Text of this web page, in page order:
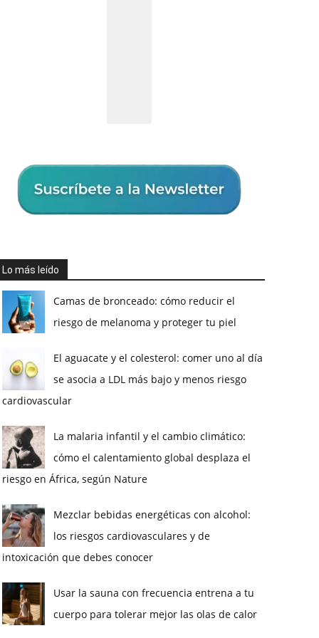
Lo más leído
Camas de bronceado: cómo reducir el
riesgo de melanoma y proteger tu piel
El aguacate y el colesterol: comer uno al día
se asocia a LDL más bajo y menos riesgo
cardiovascular
La malaria infantil y el cambio climático:
cómo el calentamiento global desplaza el
riesgo en África, según Nature
Mezclar bebidas energéticas con alcohol:
los riesgos cardiovasculares y de
intoxicación que debes conocer
Usar la sauna con frecuencia entrena a tu
cuerpo para tolerar mejor las olas de calor